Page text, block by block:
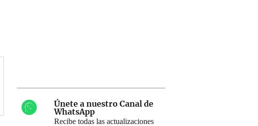
Únete a nuestro Canal de
WhatsApp
Recibe todas las actualizaciones